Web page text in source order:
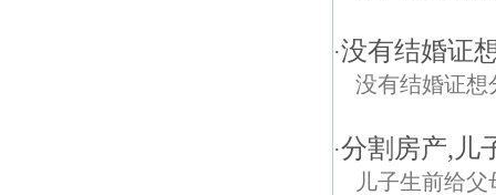
·没有结婚证
没有结婚证想
·分割房产,儿
儿子生前给